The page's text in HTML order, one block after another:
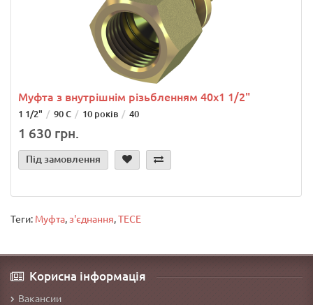
Муфта з внутрішнім різьбленням 40х1 1/2"
1 1/2" 90 С 10 років 40
1 630 грн.
Під замовлення
Теги: Муфта, з'єднання,TECE
Корисна інформація
Вакансии